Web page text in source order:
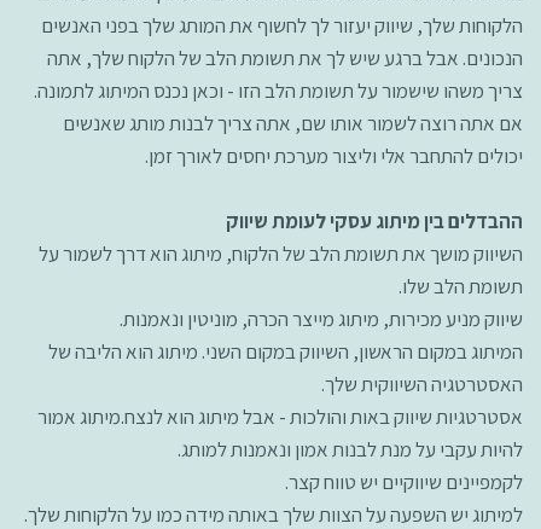
הלקוחות שלך, שיווק יעזור לך לחשוף את המותג שלך בפני האנשים
הנכונים. אבל ברגע שיש לך את תשומת הלב של הלקוח שלך, אתה
צריך משהו שישמור על תשומת הלב הזו - וכאן נכנס המיתוג לתמונה.
אם אתה רוצה לשמור אותו שם, אתה צריך לבנות מותג שאנשים
יכולים להתחבר אלי וליצור מערכת יחסים לאורך זמן.
ההבדלים בין מיתוג עסקי לעומת שיווק
השיווק מושך את תשומת הלב של הלקוח, מיתוג הוא דרך לשמור על
תשומת הלב שלו.
שיווק מניע מכירות, מיתוג מייצר הכרה, מוניטין ונאמנות.
המיתוג במקום הראשון, השיווק במקום השני. מיתוג הוא הליבה של
האסטרטגיה השיווקית שלך.
אסטרטגיות שיווק באות והולכות - אבל מיתוג הוא לנצח.מיתוג אמור
להיות עקבי על מנת לבנות אמון ונאמנות למותג.
לקמפיינים שיווקיים יש טווח קצר.
למיתוג יש השפעה על הצוות שלך באותה מידה כמו על הלקוחות שלך.